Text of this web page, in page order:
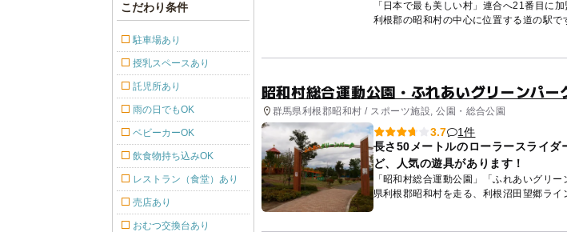
「日本で最も美しい村」連合へ21番目に
利根郡の昭和村の中心に位置する道の駅で
昭和村総合運動公園・ふれあいグリーンパー
群馬県利根郡昭和村 / スポーツ施設, 公園・総合公園
3.7
1件
長さ50メートルのローラースライダ
ど、人気の遊具があります！
「昭和村総合運動公園」「ふれあいグリー
県利根郡昭和村を走る、利根沼田望郷ライ
です。広大な芝生広場の他、野球場やテニ
こだわり条件
駐車場あり
授乳スペースあり
託児所あり
雨の日でもOK
ベビーカーOK
飲食物持ち込みOK
レストラン（食堂）あり
売店あり
おむつ交換台あり